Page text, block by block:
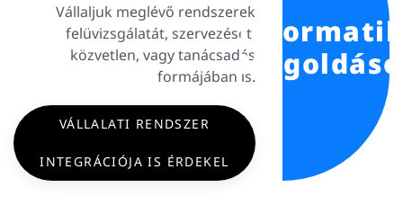
Vállaljuk meglévő rendszerek
felüvizsgálatát, szervezését,
közvetlen, vagy tanácsadás
formájában is.
VÁLLALATI RENDSZER
INTEGRÁCIÓJA IS ÉRDEKEL